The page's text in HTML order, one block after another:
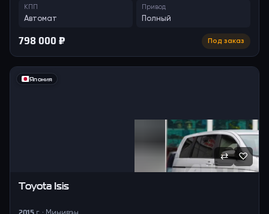
КПП
Автомат
Привод
Полный
798 000 ₽ Под заказ
Япония
⇄ ♡
Toyota Isis